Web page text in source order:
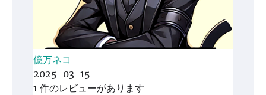
億万ネコ
2025-03-15
1 件のレビューがあります